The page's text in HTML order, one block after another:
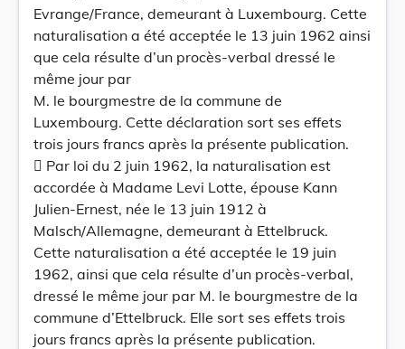
Evrange/France, demeurant à Luxembourg. Cette
naturalisation a été acceptée le 13 juin 1962 ainsi
que cela résulte d’un procès-verbal dressé le
même jour par
M. le bourgmestre de la commune de
Luxembourg. Cette déclaration sort ses effets
trois jours francs après la présente publication.
 Par loi du 2 juin 1962, la naturalisation est
accordée à Madame Levi Lotte, épouse Kann
Julien-Ernest, née le 13 juin 1912 à
Malsch/Allemagne, demeurant à Ettelbruck.
Cette naturalisation a été acceptée le 19 juin
1962, ainsi que cela résulte d’un procès-verbal,
dressé le même jour par M. le bourgmestre de la
commune d’Ettelbruck. Elle sort ses effets trois
jours francs après la présente publication.